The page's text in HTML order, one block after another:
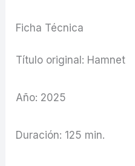
Ficha Técnica
Título original: Hamnet
Año: 2025
Duración: 125 min.